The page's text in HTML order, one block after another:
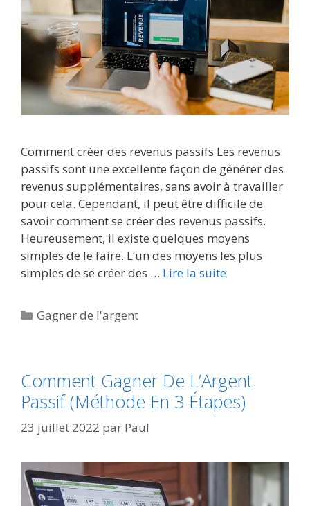
Comment créer des revenus passifs Les revenus
passifs sont une excellente façon de générer des
revenus supplémentaires, sans avoir à travailler
pour cela. Cependant, il peut être difficile de
savoir comment se créer des revenus passifs.
Heureusement, il existe quelques moyens
simples de le faire. L’un des moyens les plus
simples de se créer des … Lire la suite
Catégories
Gagner de l'argent
Comment Gagner De L’Argent
Passif (Méthode En 3 Étapes)
23 juillet 2022 par Paul